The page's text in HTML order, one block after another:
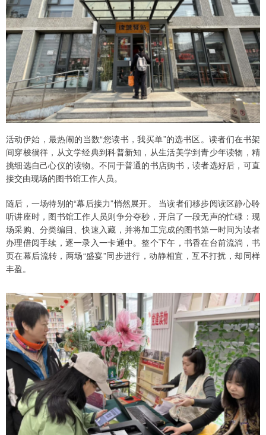
活动伊始，最热闹的当数“您读书，我买单”的选书区。读者们在书架
间穿梭徜徉，从文学经典到科普新知，从生活美学到青少年读物，精
挑细选自己心仪的读物。不同于普通的书店购书，读者选好后，可直
接交由现场的图书馆工作人员。
随后，一场特别的“幕后接力”悄然展开。 当读者们移步阅读区静心聆
听讲座时，图书馆工作人员则争分夺秒，开启了一段无声的忙碌：现
场采购、分类编目、快速入藏，并将加工完成的图书第一时间为读者
办理借阅手续，逐一录入一卡通中。整个下午，书香在台前流淌，书
页在幕后流转，两场“盛宴”同步进行，动静相宜，互不打扰，却同样
丰盈。